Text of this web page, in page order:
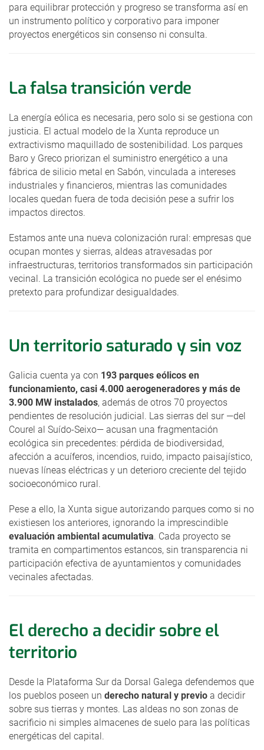
para equilibrar protección y progreso se transforma así en
un instrumento político y corporativo para imponer
proyectos energéticos sin consenso ni consulta.
La falsa transición verde
La energía eólica es necesaria, pero solo si se gestiona con
justicia. El actual modelo de la Xunta reproduce un
extractivismo maquillado de sostenibilidad. Los parques
Baro y Greco priorizan el suministro energético a una
fábrica de silicio metal en Sabón, vinculada a intereses
industriales y financieros, mientras las comunidades
locales quedan fuera de toda decisión pese a sufrir los
impactos directos.
Estamos ante una nueva colonización rural: empresas que
ocupan montes y sierras, aldeas atravesadas por
infraestructuras, territorios transformados sin participación
vecinal. La transición ecológica no puede ser el enésimo
pretexto para profundizar desigualdades.
Un territorio saturado y sin voz
Galicia cuenta ya con 193 parques eólicos en
funcionamiento, casi 4.000 aerogeneradores y más de
3.900 MW instalados, además de otros 70 proyectos
pendientes de resolución judicial. Las sierras del sur —del
Courel al Suído-Seixo— acusan una fragmentación
ecológica sin precedentes: pérdida de biodiversidad,
afección a acuíferos, incendios, ruido, impacto paisajístico,
nuevas líneas eléctricas y un deterioro creciente del tejido
socioeconómico rural.
Pese a ello, la Xunta sigue autorizando parques como si no
existiesen los anteriores, ignorando la imprescindible
evaluación ambiental acumulativa. Cada proyecto se
tramita en compartimentos estancos, sin transparencia ni
participación efectiva de ayuntamientos y comunidades
vecinales afectadas.
El derecho a decidir sobre el
territorio
Desde la Plataforma Sur da Dorsal Galega defendemos que
los pueblos poseen un derecho natural y previo a decidir
sobre sus tierras y montes. Las aldeas no son zonas de
sacrificio ni simples almacenes de suelo para las políticas
energéticas del capital.